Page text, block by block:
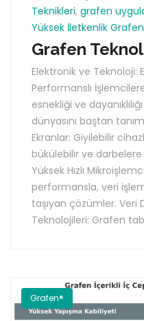
Teknikleri, grafen
Yüksek İletkenlik
Grafen
Elektronik ve Teknoloji:
Performanslı
esnekliği ve
dünyasını baştan
Ekranlar: Giyilebilir
bükülebilir ve darbelere
Yüksek Hızlı
performansla, veri
taşıyan çözümler. Veri
Teknolojileri: Grafen
Grafen®